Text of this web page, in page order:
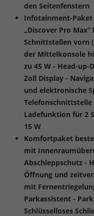
den Seitenfenstern
Infotainment-
„Discover Pro Max“
Schnittstellen vorn
der Mittelkonsole
zu 45 W - Head-
Zoll Display -
und elektronische
Ladefunktion für 2
15 W
Komfortpaket
mit
Abschleppschutz -
Öffnung und
mit
Parkassistent -
Schlüsselloses